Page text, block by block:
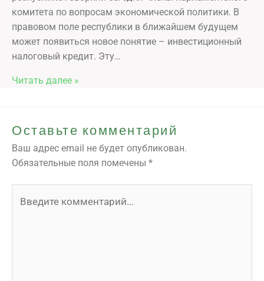
комитета по вопросам экономической политики. В
правовом поле республики в ближайшем будущем
может появиться новое понятие – инвестиционный
налоговый кредит. Эту…
Читать далее »
Оставьте комментарий
Ваш адрес email не будет опубликован.
Обязательные поля помечены *